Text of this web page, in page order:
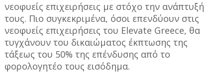
νεοφυείς επιχειρήσεις με στόχο την ανάπτυξή
τους. Πιο συγκεκριμένα, όσοι επενδύουν στις
νεοφυείς επιχειρήσεις του Elevate Greece, θα
τυγχάνουν του δικαιώματος έκπτωσης της
τάξεως του 50% της επένδυσης από το
φορολογητέο τους εισόδημα.